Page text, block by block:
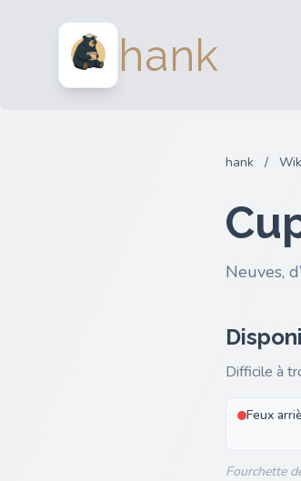
hank
hank /
Neuves,
Difficile à
Feux
Fourchette